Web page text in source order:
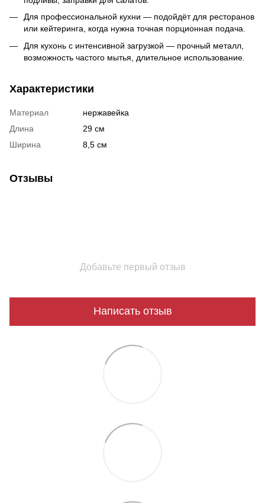
Для профессиональной кухни — подойдёт для ресторанов
или кейтеринга, когда нужна точная порционная подача.
Для кухонь с интенсивной загрузкой — прочный металл,
возможность частого мытья, длительное использование.
Характеристики
Материал
нержавейка
Длина
29 см
Ширина
8,5 см
Отзывы
Добавьте первый отзыв
Написать отзыв